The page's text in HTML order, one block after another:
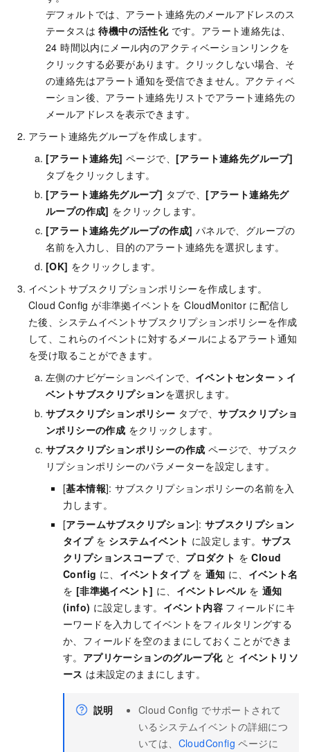
デフォルトでは、アラート連絡先のメールアドレスのス
テータスは待機中の活性化です。アラート連絡先は、
24 時間以内にメール内のアクティベーションリンクを
クリックする必要があります。クリックしない場合、そ
の連絡先はアラート通知を受信できません。アクティベ
ーション後、アラート連絡先リストでアラート連絡先の
メールアドレスを表示できます。
アラート連絡先グループを作成します。
[アラート連絡先] ページで、 [アラート連絡先グループ]
タブをクリックします。
[アラート連絡先グループ] タブで、 [アラート連絡先グ
ループの作成] をクリックします。
[アラート連絡先グループの作成] パネルで、グループの
名前を入力し、目的のアラート連絡先を選択します。
[OK] をクリックします。
イベントサブスクリプションポリシーを作成します。
Cloud Config が非準拠イベントを CloudMonitor に配信し
た後、システムイベントサブスクリプションポリシーを作成
して、これらのイベントに対するメールによるアラート通知
を受け取ることができます。
左側のナビゲーションペインで、 イベントセンター > イ
ベントサブスクリプションを選択します。
サブスクリプションポリシー タブで、サブスクリプショ
ンポリシーの作成 をクリックします。
サブスクリプションポリシーの作成 ページで、サブスク
リプションポリシーのパラメーターを設定します。
[基本情報]: サブスクリプションポリシーの名前を入
力します。
[アラームサブスクリプション]: サブスクリプション
タイプを システムイベント に設定します。 サブス
クリプションスコープで、 プロダクト をCloud
Config に、 イベントタイプを 通知 に、 イベント名
を [非準拠イベント] に、 イベントレベルを 通知
(info) に設定します。 イベント内容 フィールドにキ
ーワードを入力してイベントをフィルタリングする
か、フィールドを空のままにしておくことができま
す。 アプリケーションのグループ化と イベントリソ
ース は未設定のままにします。
説明
Cloud Config でサポートされて
いるシステムイベントの詳細につ
いては、 CloudConfig ページに